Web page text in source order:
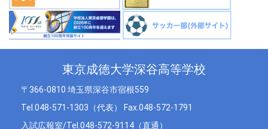
東京成徳大学深谷高等学校
〒366-0810 埼玉県深谷市宿根559
Tel.048-571-1303（代表） Fax.048-572-1791
入試広報室/Tel.048-572-9114（直通）